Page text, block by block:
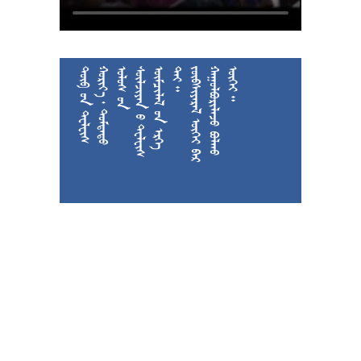

































































  






































 